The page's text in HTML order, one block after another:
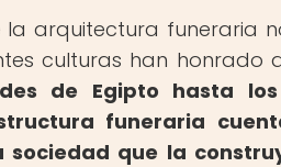
la arquitectura funeraria
culturas han honrado
de Egipto hasta
funeraria
sociedad que la